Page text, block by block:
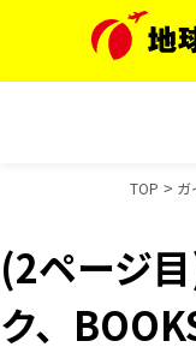
TOP ガ
(2ページ
ク、